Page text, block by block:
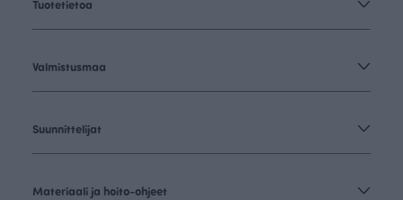
Tuotetietoa
Valmistusmaa
Suunnittelijat
Materiaali ja hoito-ohjeet